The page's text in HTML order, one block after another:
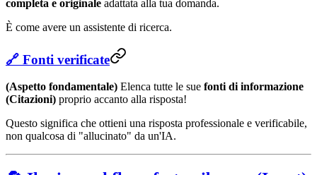
completa e originale adattata alla tua domanda.
È come avere un assistente di ricerca.
🔗 Fonti verificate
(Aspetto fondamentale) Elenca tutte le sue fonti di informazione
(Citazioni) proprio accanto alla risposta!
Questo significa che ottieni una risposta professionale e verificabile,
non qualcosa di "allucinato" da un'IA.